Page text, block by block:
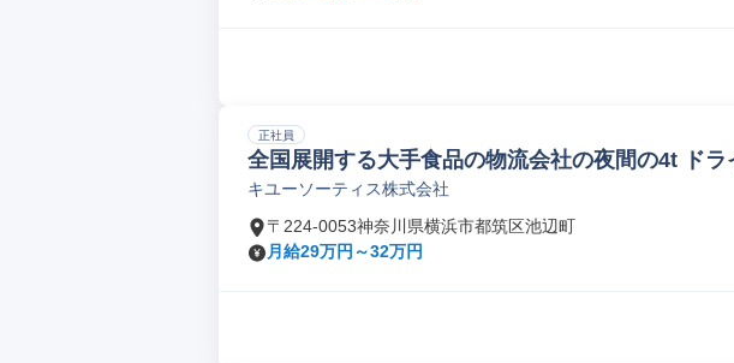
正社員
全国展開する大手食品の物流会社の夜間の4t ドラ
キユーソーティス株式会社
〒224-0053神奈川県横浜市都筑区池辺町
月給29万円～32万円